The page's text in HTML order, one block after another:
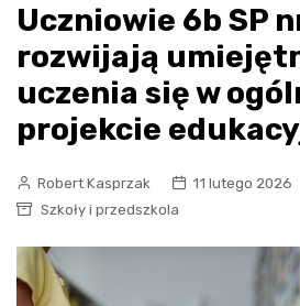
Uczniowie 6b SP
rozwijają
uczenia się w
projekcie
Robert Kasprzak
11 lutego 2026
Szkoły i przedszkola